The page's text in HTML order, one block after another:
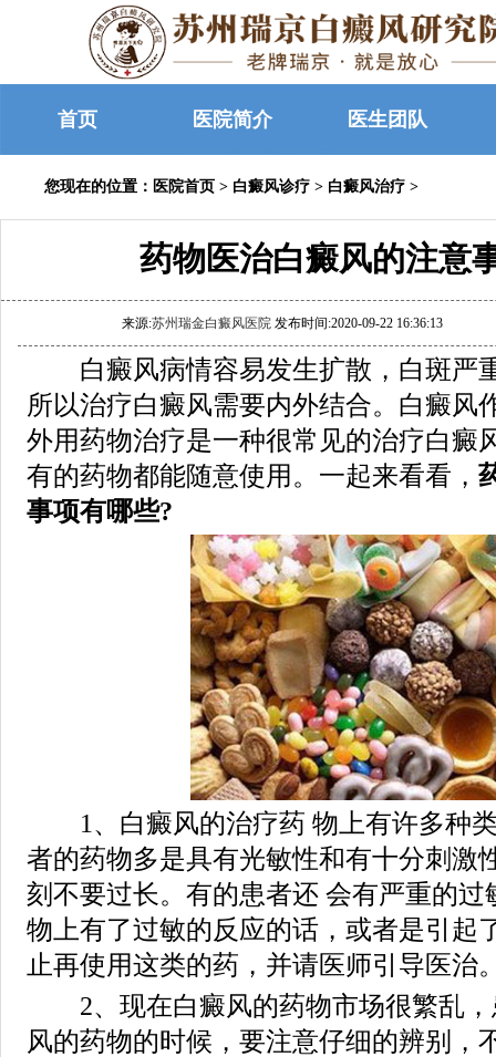
首页 医院简介 医生团队
您现在的位置： 医院首页 > 白癜风诊疗 > 白癜风治疗 >
药物医治白癜风的注意
来源:苏州瑞金白癜风医院 发布时间:2020-09-22 16:36:13
白癜风病情容易发生扩散，白斑严
所以治疗白癜风需要内外结合。白癜风
外用药物治疗是一种很常见的治疗白癜
有的药物都能随意使用。一起来看看，
事项有哪些?
1、白癜风的治疗药 物上有许多种类
者的药物多是具有光敏性和有十分刺激
刻不要过长。有的患者还 会有严重的
物上有了过敏的反应的话，或者是引起
止再使用这类的药，并请医师引导医治
2、现在白癜风的药物市场很繁乱，
风的药物的时候，要注意仔细的辨别，